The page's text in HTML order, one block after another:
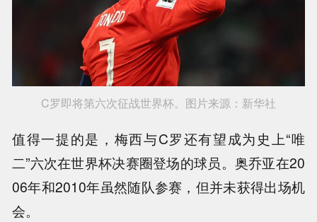
C罗即将第六次征战世界杯。图片来源：新华社
值得一提的是，梅西与C罗还有望成为史上“唯
二”六次在世界杯决赛圈登场的球员。奥乔亚在20
06年和2010年虽然随队参赛，但并未获得出场机
会。